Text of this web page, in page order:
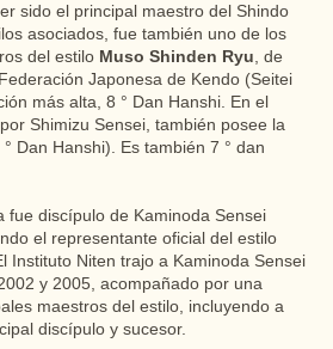
sido el principal maestro del Shindo
asociados, fue también uno de los
del estilo Muso Shinden Ryu, de
Japonesa de Kendo (Seitei
más alta, 8 ° Dan Hanshi. En el
Shimizu Sensei, también posee la
Dan Hanshi). Es también 7 ° dan
fue discípulo de Kaminoda Sensei
el representante oficial del estilo
Instituto Niten trajo a Kaminoda Sensei
y 2005, acompañado por una
maestros del estilo, incluyendo a
discípulo y sucesor.